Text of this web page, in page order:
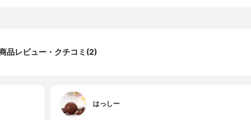
品レビュー・クチコミ(2)
はっしー